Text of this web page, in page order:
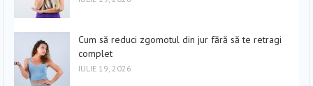
Cum să reduci zgomotul din jur fără să te retragi
complet
IULIE 19, 2026